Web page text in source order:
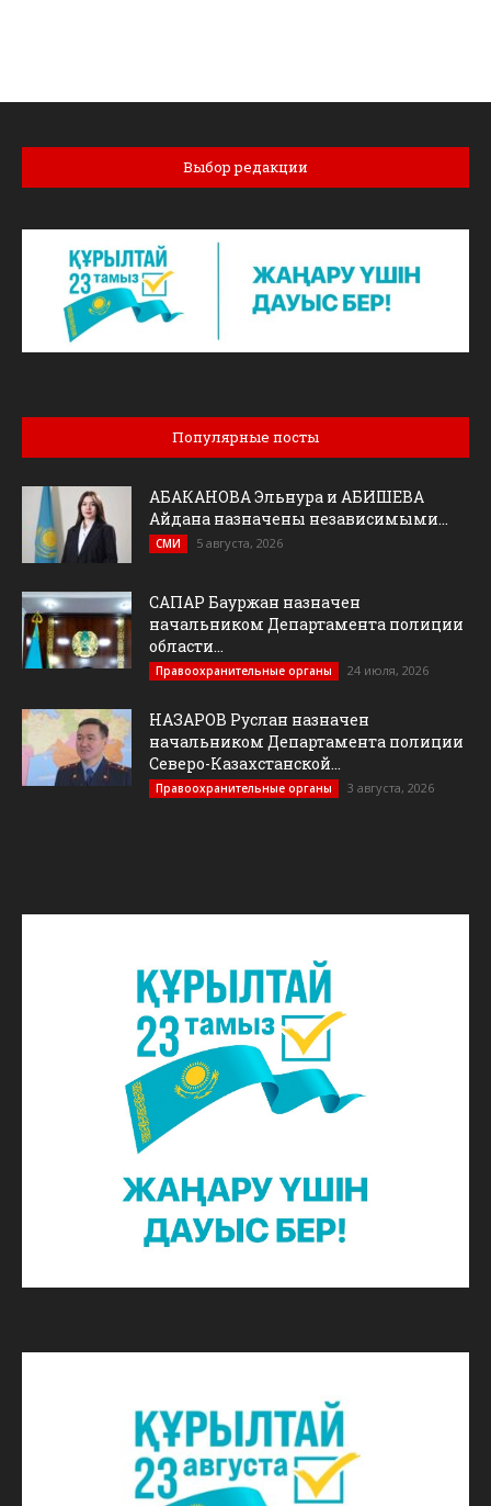
Выбор редакции
Популярные посты
АБАКАНОВА Эльнура и АБИШЕВА
Айдана назначены независимыми...
СМИ 5 августа, 2026
САПАР Бауржан назначен
начальником Департамента полиции
области...
Правоохранительные органы 24 июля, 2026
НАЗАРОВ Руслан назначен
начальником Департамента полиции
Северо-Казахстанской...
Правоохранительные органы 3 августа, 2026